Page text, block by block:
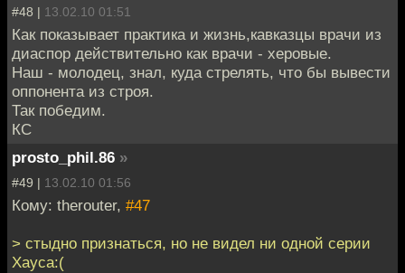
#48 | 13.02.10 01:51
Как показывает практика и жизнь,кавказцы врачи из
диаспор действительно как врачи - херовые.
Наш - молодец, знал, куда стрелять, что бы вывести
оппонента из строя.
Так победим.
КС
prosto_phil.86 »
#49 | 13.02.10 01:56
Кому: therouter, #47
> стыдно признаться, но не видел ни одной серии
Хауса:(